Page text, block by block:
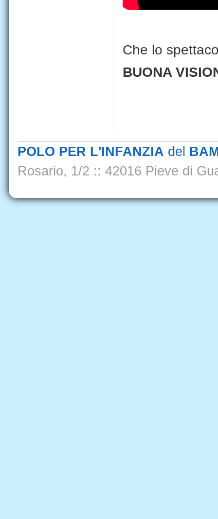
Che lo
BUONA
POLO PER L'INFANZIA del
Rosario, 1/2 :: 42016 Pieve di